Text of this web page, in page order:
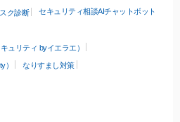
ク診断 セキュリティ相談AIチャットボット
ュリティ byイエラエ）
）
なりすまし対策